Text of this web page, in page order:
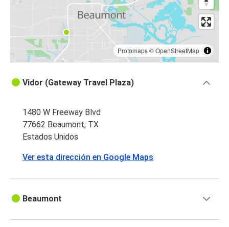
Protomaps©OpenStreetMap
Vidor (Gateway Travel Plaza)
1480 W Freeway Blvd
77662 Beaumont, TX
Estados Unidos
Ver esta dirección en Google Maps
Beaumont